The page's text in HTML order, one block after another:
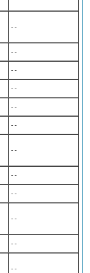
--
--
--
--
--
--
--
--
--
--
--
--